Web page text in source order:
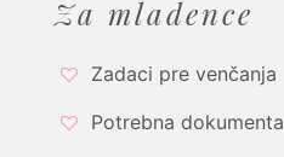
Za mladence
Zadaci pre venčanja
Potrebna dokumenta